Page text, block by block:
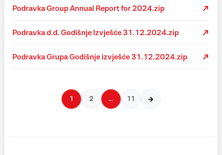
Podravka Group Annual Report for 2024.zip
Podravka d.d. Godišnje Izvješće 31.12.2024.zip
Podravka Grupa Godišnje izvješće 31.12.2024.zip
1 2 … 11